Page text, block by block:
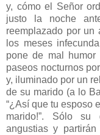
y, cómo el Señor
justo la noche
reemplazado por un
los meses
pone de mal
paseos nocturnos
y, iluminado por un
de su marido (a lo
“¿Así que tu esposo
marido!”. Sólo su
angustias y